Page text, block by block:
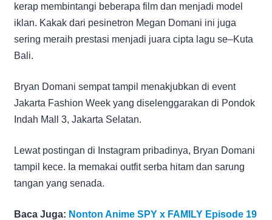
kerap membintangi beberapa film dan menjadi model
iklan. Kakak dari pesinetron Megan Domani ini juga
sering meraih prestasi menjadi juara cipta lagu se–Kuta
Bali.
Bryan Domani sempat tampil menakjubkan di event
Jakarta Fashion Week yang diselenggarakan di Pondok
Indah Mall 3, Jakarta Selatan.
Lewat postingan di Instagram pribadinya, Bryan Domani
tampil kece. Ia memakai outfit serba hitam dan sarung
tangan yang senada.
Baca Juga: Nonton Anime SPY x FAMILY Episode 19